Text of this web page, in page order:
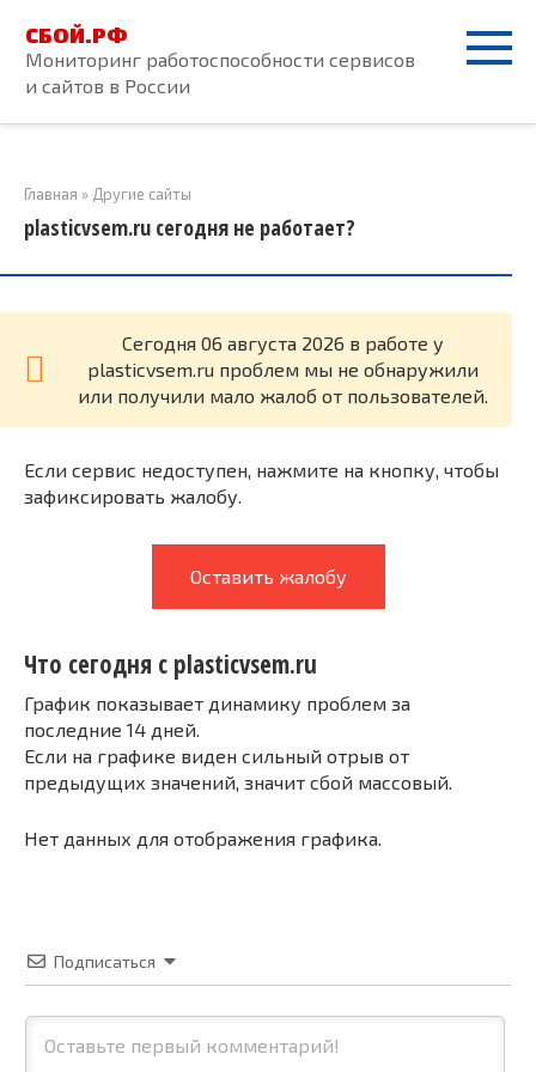
контенту
СБОЙ.РФ
Мониторинг работоспособности сервисов
и сайтов в России
Главная » Другие сайты
plasticvsem.ru сегодня не работает?
Cегодня 06 августа 2026 в работе у
plasticvsem.ru проблем мы не обнаружили
или получили мало жалоб от пользователей.
Если сервис недоступен, нажмите на кнопку, чтобы
зафиксировать жалобу.
Оставить жалобу
Что сегодня с plasticvsem.ru
График показывает динамику проблем за
последние 14 дней.
Если на графике виден сильный отрыв от
предыдущих значений, значит сбой массовый.
Нет данных для отображения графика.
Подписаться